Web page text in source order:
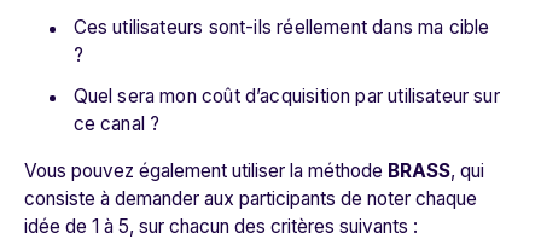
Ces utilisateurs sont-ils réellement dans ma cible
?
Quel sera mon coût d’acquisition par utilisateur sur
ce canal ?
Vous pouvez également utiliser la méthode BRASS, qui
consiste à demander aux participants de noter chaque
idée de 1 à 5, sur chacun des critères suivants :